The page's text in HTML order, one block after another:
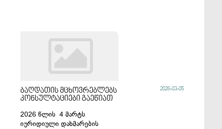
ბაღდათის მცხოვრებლებს
კონსულტაციები გაეწიათ
2026 წლის 4 მარტს
იურიდიული დახმარების
2026-03-05